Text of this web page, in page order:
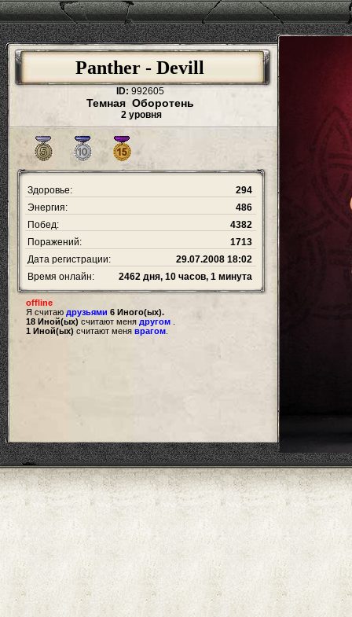
Panther - Devill
ID: 992605
Темная Оборотень
2 уровня
Здоровье:
294
Энергия:
486
Побед:
4382
Поражений:
1713
Дата регистрации:
29.07.2008 18:02
Время онлайн:
2462 дня, 10 часов, 1 минута
offline
Я считаю друзьями 6 Иного(ых).
18 Иной(ых) считают меня другом
1 Иной(ых) считают меня врагом